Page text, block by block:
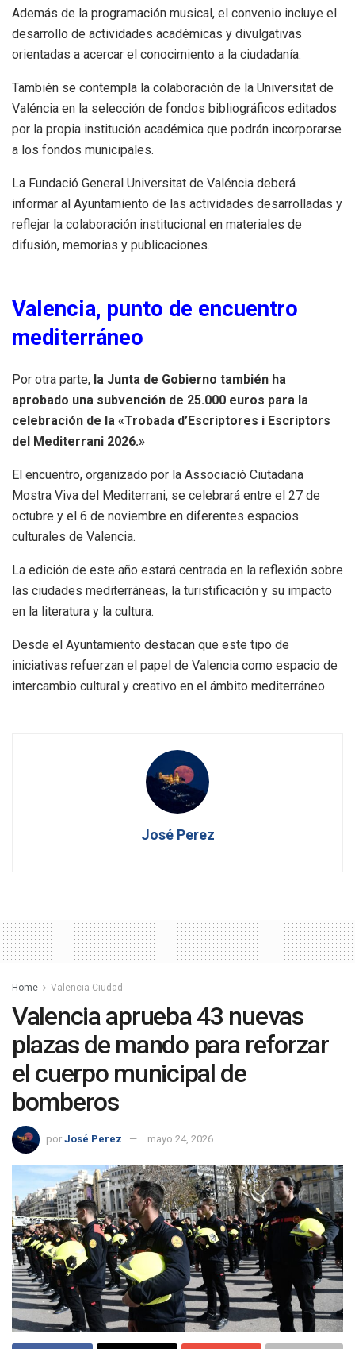
Además de la programación musical, el convenio incluye el
desarrollo de actividades académicas y divulgativas
orientadas a acercar el conocimiento a la ciudadanía.
También se contempla la colaboración de la Universitat de
Valéncia en la selección de fondos bibliográficos editados
por la propia institución académica que podrán incorporarse
a los fondos municipales.
La Fundació General Universitat de Valéncia deberá
informar al Ayuntamiento de las actividades desarrolladas y
reflejar la colaboración institucional en materiales de
difusión, memorias y publicaciones.
Valencia, punto de encuentro
mediterráneo
Por otra parte, la Junta de Gobierno también ha
aprobado una subvención de 25.000 euros para la
celebración de la «Trobada d’Escriptores i Escriptors
del Mediterrani 2026.»
El encuentro, organizado por la Associació Ciutadana
Mostra Viva del Mediterrani, se celebrará entre el 27 de
octubre y el 6 de noviembre en diferentes espacios
culturales de Valencia.
La edición de este año estará centrada en la reflexión sobre
las ciudades mediterráneas, la turistificación y su impacto
en la literatura y la cultura.
Desde el Ayuntamiento destacan que este tipo de
iniciativas refuerzan el papel de Valencia como espacio de
intercambio cultural y creativo en el ámbito mediterráneo.
José Perez
Home Valencia Ciudad
Valencia aprueba 43 nuevas
plazas de mando para reforzar
el cuerpo municipal de
bomberos
por José Perez mayo 24, 2026